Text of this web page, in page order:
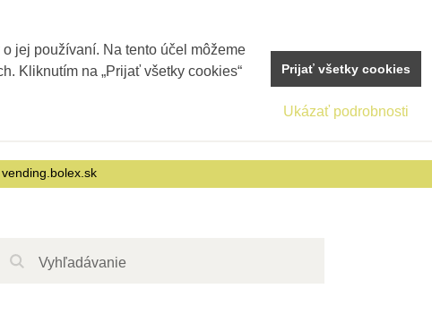
vending.bolex.sk
jej používaní. Na tento účel môžeme
Kliknutím na „Prijať všetky cookies“
Ukázať podrobnosti
Prijať všetky cookies